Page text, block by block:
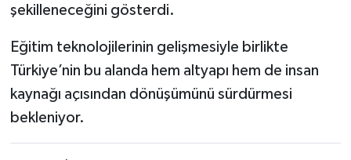
şekilleneceğini gösterdi.
Eğitim teknolojilerinin gelişmesiyle birlikte
Türkiye’nin bu alanda hem altyapı hem de insan
kaynağı açısından dönüşümünü sürdürmesi
bekleniyor.